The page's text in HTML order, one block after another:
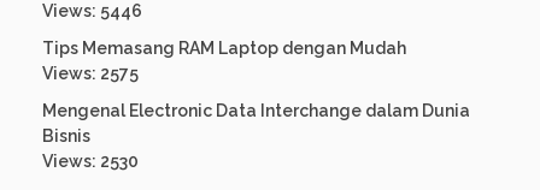
Views: 5446
Tips Memasang RAM Laptop dengan Mudah
Views: 2575
Mengenal Electronic Data Interchange dalam Dunia
Bisnis
Views: 2530